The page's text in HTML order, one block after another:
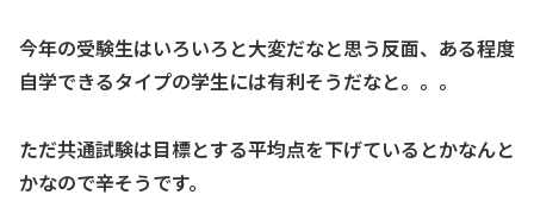
今年の受験生はいろいろと大変だなと思う反面、ある程度
自学できるタイプの学生には有利そうだなと。。。
ただ共通試験は目標とする平均点を下げているとかなんと
かなので辛そうです。